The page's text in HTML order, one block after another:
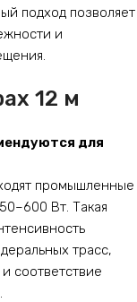
подход позволяет
и
12 м
для
промышленные
Вт. Такая
трасс,
соответствие